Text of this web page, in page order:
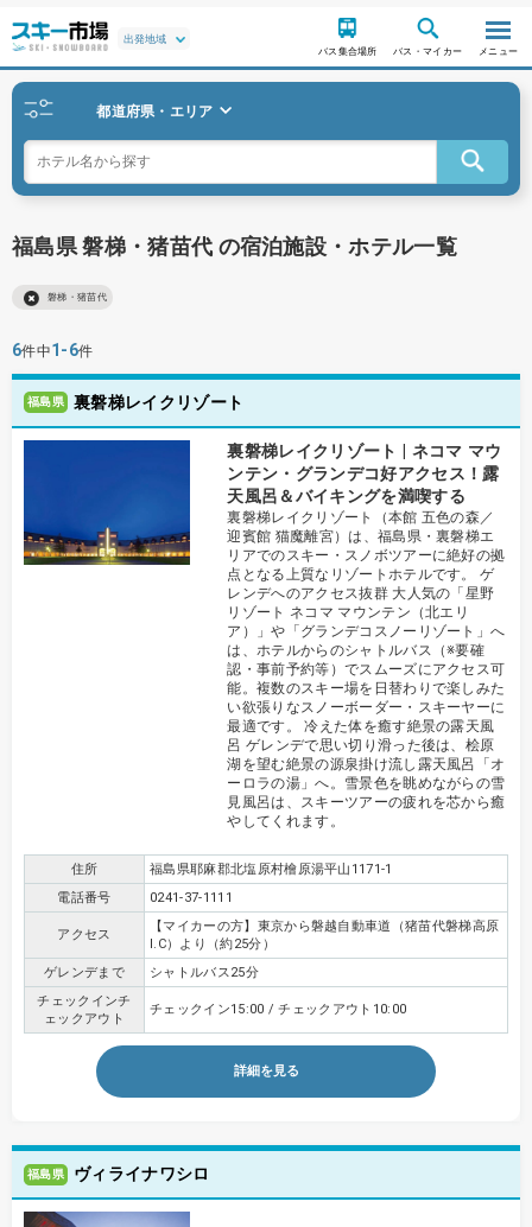
バス集合場所 バス・マイカー メニュー
都道府県・エリア
福島県 磐梯・猪苗代 の宿泊施設・ホテル一覧
磐梯・猪苗代
6件中1-6件
福島県 裏磐梯レイクリゾート
裏磐梯レイクリゾート | ネコマ マウ
ンテン・グランデコ好アクセス！露
天風呂＆バイキングを満喫する
裏磐梯レイクリゾート（本館 五色の森／
迎賓館 猫魔離宮）は、福島県・裏磐梯エ
リアでのスキー・スノボツアーに絶好の拠
点となる上質なリゾートホテルです。 ゲ
レンデへのアクセス抜群 大人気の「星野
リゾート ネコマ マウンテン（北エリ
ア）」や「グランデコスノーリゾート」へ
は、ホテルからのシャトルバス（※要確
認・事前予約等）でスムーズにアクセス可
能。複数のスキー場を日替わりで楽しみた
い欲張りなスノーボーダー・スキーヤーに
最適です。 冷えた体を癒す絶景の露天風
呂 ゲレンデで思い切り滑った後は、桧原
湖を望む絶景の源泉掛け流し露天風呂「オ
ーロラの湯」へ。雪景色を眺めながらの雪
見風呂は、スキーツアーの疲れを芯から癒
やしてくれます。
住所
福島県耶麻郡北塩原村檜原湯平山1171-1
電話番号
0241-37-1111
アクセス
【マイカーの方】東京から磐越自動車道（猪苗代磐梯高原
I.C）より（約25分）
ゲレンデまで
シャトルバス25分
チェックインチ
ェックアウト
チェックイン15:00 / チェックアウト10:00
詳細を見る
福島県 ヴィライナワシロ